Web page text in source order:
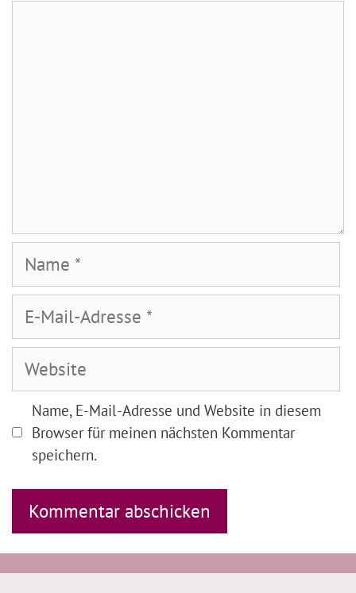
Mail-
Adresse
Name, E-Mail-Adresse und Website in diesem
Browser für meinen nächsten Kommentar
speichern.